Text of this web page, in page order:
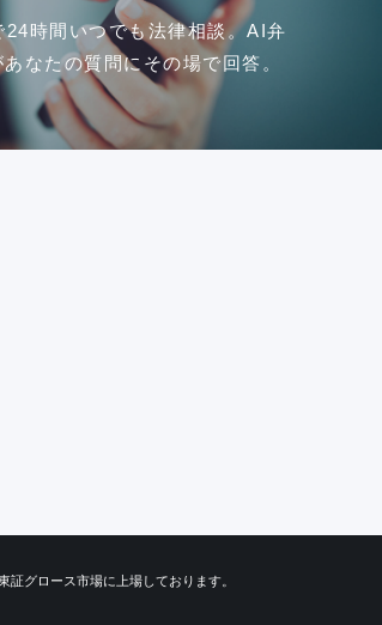
24時間いつでも法律相談。AI弁
なたの質問にその場で回答。
証グロース市場に上場しております。